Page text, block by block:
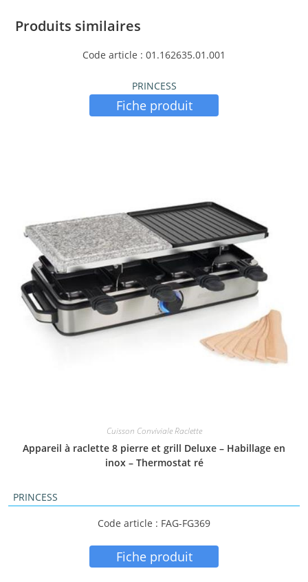
Produits similaires
Code article : 01.162635.01.001
PRINCESS
Fiche produit
Cuisson Conviviale Raclette
Appareil à raclette 8 pierre et grill Deluxe – Habillage en
inox – Thermostat ré
PRINCESS
Code article : FAG-FG369
Fiche produit